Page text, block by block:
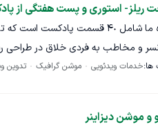
ریلز- استوری و پست هفتگی از
و مخاطب به فردی خلاق در طراحی
ها:خدمات ویدئویی موشن گرافیک تدوین
و موشن دیزاینر